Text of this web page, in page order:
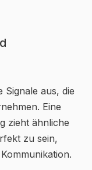
Signale aus, die
Eine
zieht ähnliche
zu sein,